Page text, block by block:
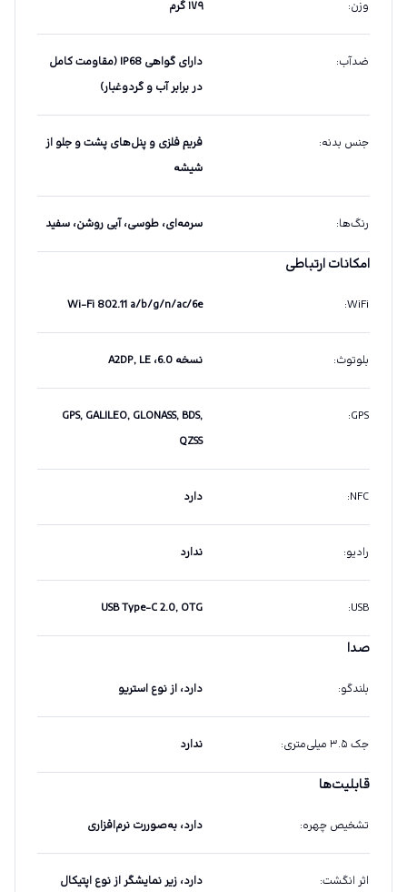
وزن: ۱۷۹ گرم
ضدآب:
دارای گواهی IP68 (مقاومت کامل
در برابر آب و گردوغبار)
جنس بدنه:
فریم فلزی و پنل‌های پشت و جلو از
شیشه
رنگ‌ها: سرمه‌ای، طوسی، آبی روشن، سفید
امکانات ارتباطی
WiFi
:
Wi-Fi 802.11 a/b/g/n/ac/6e
بلوتوث: نسخه 6.0، A2DP, LE
GPS
:
GPS, GALILEO, GLONASS, BDS,
QZSS
NFC
: دارد
رادیو: ندارد
USB
:
USB Type-C 2.0, OTG
صدا
بلندگو: دارد، از نوع استریو
جک ۳.۵ میلی‌متری : ندارد
قابلیت‌ها
تشخیص چهره: دارد، به‌صوررت نرم‌افزاری
اثر انگشت: دارد، زیر نمایشگر از نوع اپتیکال